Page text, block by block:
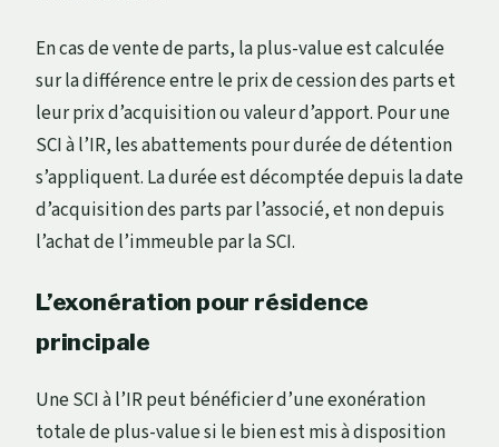
En cas de vente de parts, la plus-value est calculée
sur la différence entre le prix de cession des parts et
leur prix d’acquisition ou valeur d’apport. Pour une
SCI à l’IR, les abattements pour durée de détention
s’appliquent. La durée est décomptée depuis la date
d’acquisition des parts par l’associé, et non depuis
l’achat de l’immeuble par la SCI.
L’exonération pour résidence
principale
Une SCI à l’IR peut bénéficier d’une exonération
totale de plus-value si le bien est mis à disposition